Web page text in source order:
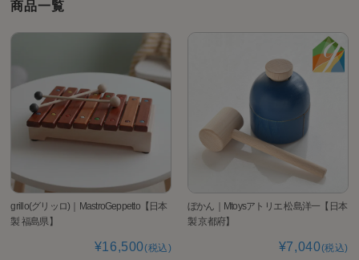
商品一覧
grillo(グリッロ)｜MastroGeppetto【日本
製 福島県】
¥16,500(税込)
ぼかん｜Mtoysアトリエ 松島洋一【日本
製 京都府】
¥7,040(税込)